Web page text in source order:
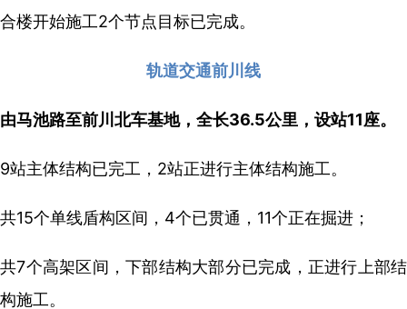
合楼开始施工2个节点目标已完成。
轨道交通前川线
由马池路至前川北车基地，全长36.5公里，设站11座。
9站主体结构已完工，2站正进行主体结构施工。
共15个单线盾构区间，4个已贯通，11个正在掘进；
共7个高架区间，下部结构大部分已完成，正进行上部结
构施工。